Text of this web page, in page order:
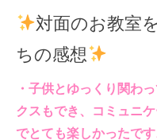
対面のお教室
ちの感想
・子供とゆっくり関わ
クスもでき、コミュニ
でとても楽しかったです